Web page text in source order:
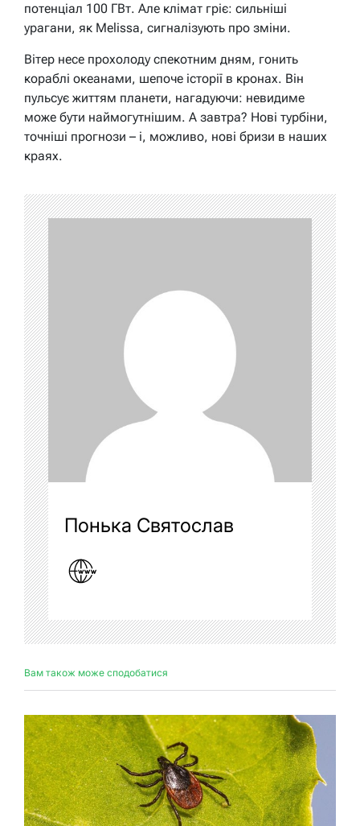
потенціал 100 ГВт. Але клімат гріє: сильніші
урагани, як Melissa, сигналізують про зміни.
Вітер несе прохолоду спекотним дням, гонить
кораблі океанами, шепоче історії в кронах. Він
пульсує життям планети, нагадуючи: невидиме
може бути наймогутнішим. А завтра? Нові турбіни,
точніші прогнози – і, можливо, нові бризи в наших
краях.
Понька Святослав
Вам також може сподобатися